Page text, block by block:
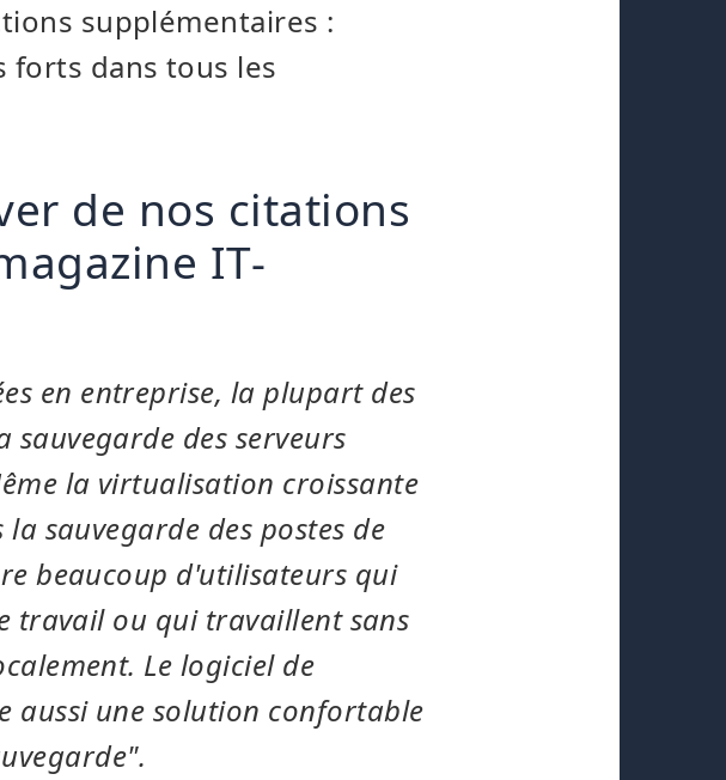
supplémentaires :
forts dans tous les
de nos citations
IT-
en entreprise, la plupart des
des serveurs
la virtualisation croissante
sauvegarde des postes de
beaucoup d'utilisateurs qui
travail ou qui travaillent sans
Le logiciel de
aussi une solution confortable